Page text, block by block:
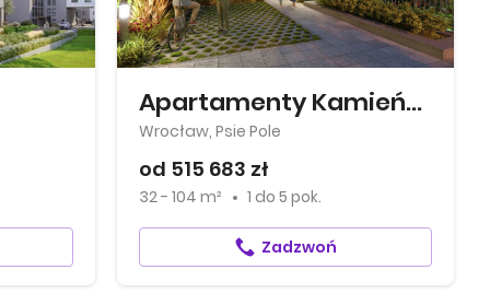
Apartamenty Kamieńskiego
Wrocław, Psie Pole
od 515 683 zł
32 - 104 m² 1 do5 pok.
Zadzwoń